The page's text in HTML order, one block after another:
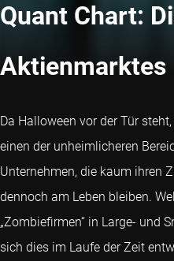
Quant Chart:
Aktienmarktes
Da Halloween vor der Tür
einen der unheimlicheren
Unternehmen, die kaum ihren
dennoch am Leben bleiben.
„Zombiefirmen“ in Large- und
sich dies im Laufe der Zeit